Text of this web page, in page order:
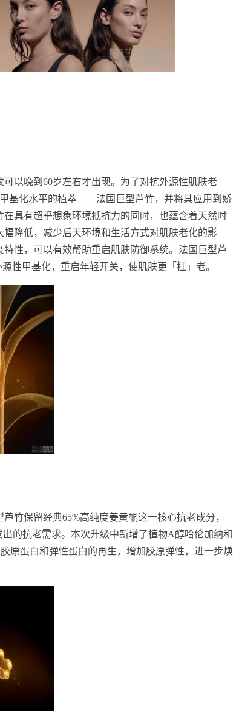
以晚到60岁左右才出现。为了对抗外源性肌肤老
基化水平的植萃——法国巨型芦竹，并将其应用到娇
具有超乎想象环境抵抗力的同时，也蕴含着天然时
降低，减少后天环境和生活方式对肌肤老化的影
性，可以有效帮助重启肌肤防御系统。法国巨型芦
性甲基化，重启年轻开关，使肌肤更「扛」老。
竹保留经典65%高纯度姜黄酮这一核心抗老成分，
的抗老需求。本次升级中新增了植物A醇哈伦加纳和
原蛋白和弹性蛋白的再生，增加胶原弹性，进一步焕